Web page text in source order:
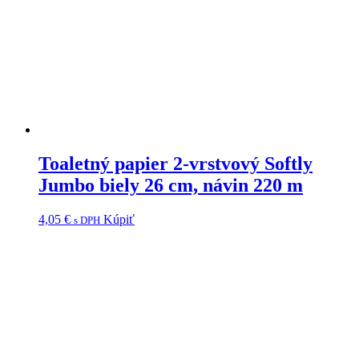
Toaletný papier 2-vrstvový Softly
Jumbo biely 26 cm, návin 220 m
4,05 € s DPH Kúpiť